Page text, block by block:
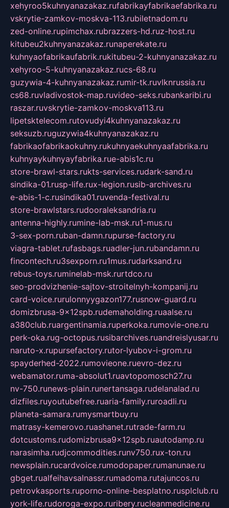
xehyroo5kuhnyanazakaz.rufabrikayfabrikaefabrika.ru
vskrytie-zamkov-moskva-113.rubiletnadom.ru
zed-online.rupimchax.rubrazzers-hd.ruz-host.ru
kitubeu2kuhnyanazakaz.runaperekate.ru
kuhnyaofabrikaufabrik.rukitubeu-2-kuhnyanazakaz.ru
xehyroo-5-kuhnyanazakaz.rucs-68.ru
guzywia-4-kuhnyanazakaz.rumir-tk.ruvlknrussia.ru
cs68.ruvladivostok-map.ruvideo-seks.rubankaribi.ru
raszar.ruvskrytie-zamkov-moskva113.ru
lipetsktelecom.rutovudyi4kuhnyanazakaz.ru
seksuzb.ruguzywia4kuhnyanazakaz.ru
fabrikaofabrikaokuhny.rukuhnyaekuhnyaafabrika.ru
kuhnyaykuhnyayfabrika.rue-abis1c.ru
store-brawl-stars.rukts-services.rudark-sand.ru
sindika-01.rusp-life.rux-legion.rusib-archives.ru
e-abis-1-c.rusindika01.ruvenda-festival.ru
store-brawlstars.rudooraleksandria.ru
antenna-highly.rumine-lab-msk.ru1-mus.ru
3-sex-porn.ruban-damn.rupurse-factory.ru
viagra-tablet.rufasbags.ruadler-jun.rubandamn.ru
fincontech.ru3sexporn.ru1mus.rudarksand.ru
rebus-toys.ruminelab-msk.rurtdco.ru
seo-prodvizhenie-sajtov-stroitelnyh-kompanij.ru
card-voice.rurulonnyygazon177.rusnow-guard.ru
domizbrusa-9x12spb.rudemaholding.ruaalse.ru
a380club.ruargentinamia.ruperkoka.rumovie-one.ru
perk-oka.rug-octopus.rusibarchives.ruandreislyusar.ru
naruto-x.rupursefactory.rutor-lyubov-i-grom.ru
spayderhed-2022.rumovieone.ruevro-dez.ru
webamator.ruma-absolut1.ruavtopomosch27.ru
nv-750.runews-plain.runertansaga.rudelanalad.ru
dizfiles.ruyoutubefree.ruaria-family.ruroadli.ru
planeta-samara.rumysmartbuy.ru
matrasy-kemerovo.ruashanet.rutrade-farm.ru
dotcustoms.rudomizbrusa9x12spb.ruautodamp.ru
narasimha.rudjcommodities.runv750.rux-ton.ru
newsplain.rucardvoice.rumodopaper.rumanunae.ru
gbget.rualfeihavsalnassr.rumadoma.rutajuncos.ru
petrovkasports.ruporno-online-besplatno.rusplclub.ru
york-life.rudoroga-expo.ruribery.rucleanmedicine.ru